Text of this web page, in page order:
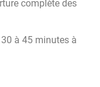
complète des
à 45 minutes à